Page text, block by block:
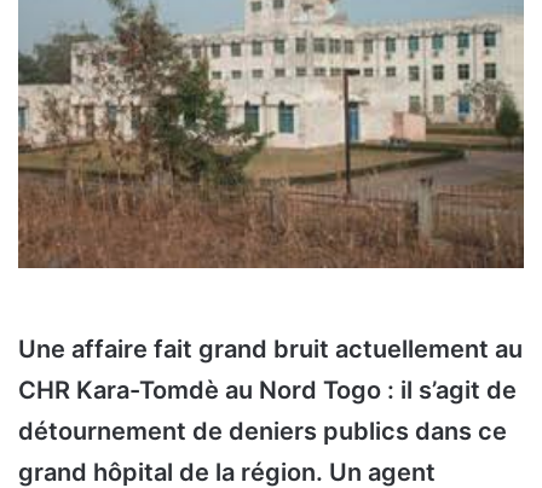
Une affaire fait grand bruit actuellement au
CHR Kara-Tomdè au Nord Togo : il s’agit de
détournement de deniers publics dans ce
grand hôpital de la région. Un agent